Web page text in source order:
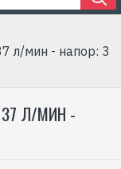
л/мин - напор: 3
37 Л/МИН -